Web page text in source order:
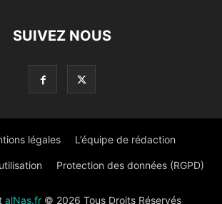
SUIVEZ NOUS
légales L’équipe de rédaction
Protection des données (RGPD)
alNas.fr© 2026 Tous Droits Réservés